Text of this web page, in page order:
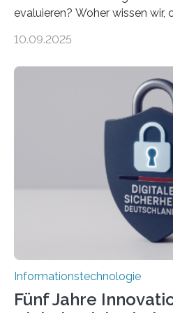
evaluieren? Woher wissen
sich CAVECORE – ein neues
koordiniert wird. Ab dem 1.
über einen Zeitraum von vier
Promovierende im Rahmen
kognitiven Robotern
die mittels Sensoren ihre
Informationen verarbeiten und
10.09.2025
Informationstechnologie
Fünf Jahre